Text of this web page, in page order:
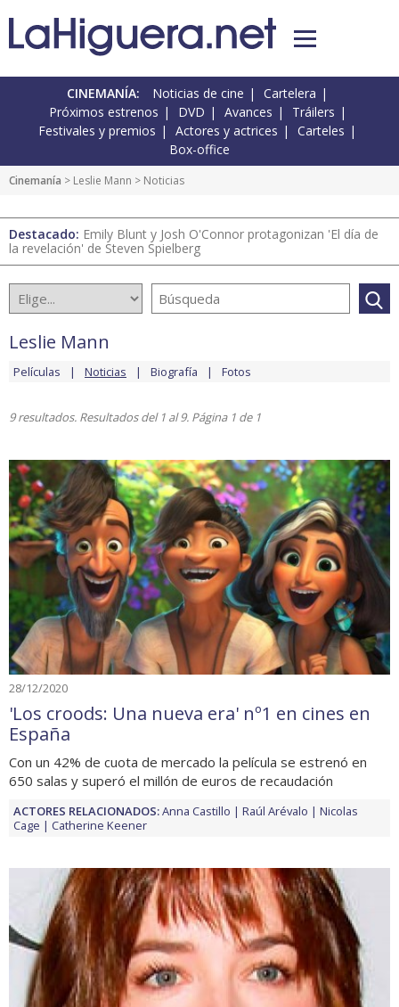
CINEMANÍA: Noticias de cine
Cartelera
Próximos estrenos
DVD Avances
Tráilers
Festivales y premios
Actores y actrices
Carteles
Box-office
Cinemanía > Leslie Mann > Noticias
Destacado: Emily Blunt y Josh O'Connor protagonizan 'El día de
la revelación' de Steven Spielberg
Leslie Mann
Películas Noticias Biografía Fotos
9 resultados. Resultados del 1 al 9. Página 1 de 1
28/12/2020
'Los croods: Una nueva era' nº1 en cines en
España
Con un 42% de cuota de mercado la película se estrenó en
650 salas y superó el millón de euros de recaudación
ACTORES RELACIONADOS:Anna Castillo Raúl Arévalo
Nicolas
Cage
Catherine Keener